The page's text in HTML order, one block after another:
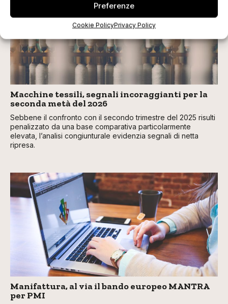
Preferenze
Cookie PolicyPrivacy Policy
Macchine tessili, segnali incoraggianti per la
seconda metà del 2026
Sebbene il confronto con il secondo trimestre del 2025 risulti
penalizzato da una base comparativa particolarmente
elevata, l’analisi congiunturale evidenzia segnali di netta
ripresa.
Manifattura, al via il bando europeo MANTRA
per PMI